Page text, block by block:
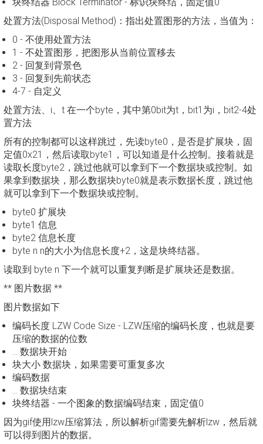
块终结器 Block Terminator - 标识块终结，固定值0
处置方法(Disposal Method)：指出处置图形的方法，当值为：
0 - 不使用处置方法
1 - 不处置图形，把图形从当前位置移去
2 - 回复到背景色
3 - 回复到先前状态
4-7 - 自定义
处置方法、i、t 在一个byte，其中第0bit为t，bit1为i，bit2-4处
置方法
所有的控制都可以这样跳过，先读byte0，是否是扩展块，固
定值0x21，然后读取byte1，可以知道是什么控制。接着就是
读取长度byte2，跳过他就可以拿到下一个数据块或控制。如
果拿到数据块，那么数据块byte0就是表示数据长度，跳过他
就可以拿到下一个数据块或控制。
byte0 扩展块
byte1 信息
byte2 信息长度
byte n n的大小为信息长度+2，这是块终结器。
读取到 byte n 下一个就可以重复判断是扩展块还是数据。
** 图片数据 **
图片数据如下
编码长度 LZW Code Size - LZW压缩的编码长度，也就是要
压缩的数据的位数
… 数据块开始
块大小 数据块，如果需要可重复多次
编码数据
… 数据块结束
块终结器 - 一个图象的数据编码结束，固定值0
因为gif使用lzw压缩算法，所以解析gif需要先解析lzw，然后就
可以得到图片的数据。